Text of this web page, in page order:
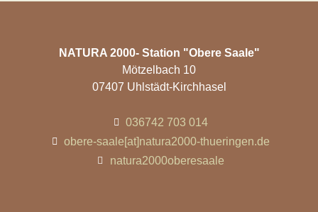
NATURA 2000- Station "Obere Saale"
Mötzelbach 10
07407 Uhlstädt-Kirchhasel
036742 703 014
obere-saale[at]natura2000-thueringen.de
natura2000oberesaale